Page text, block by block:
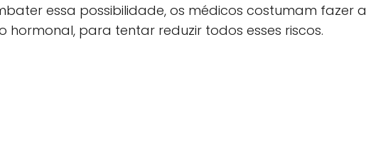
essa possibilidade, os médicos costumam fazer a
hormonal, para tentar reduzir todos esses riscos.